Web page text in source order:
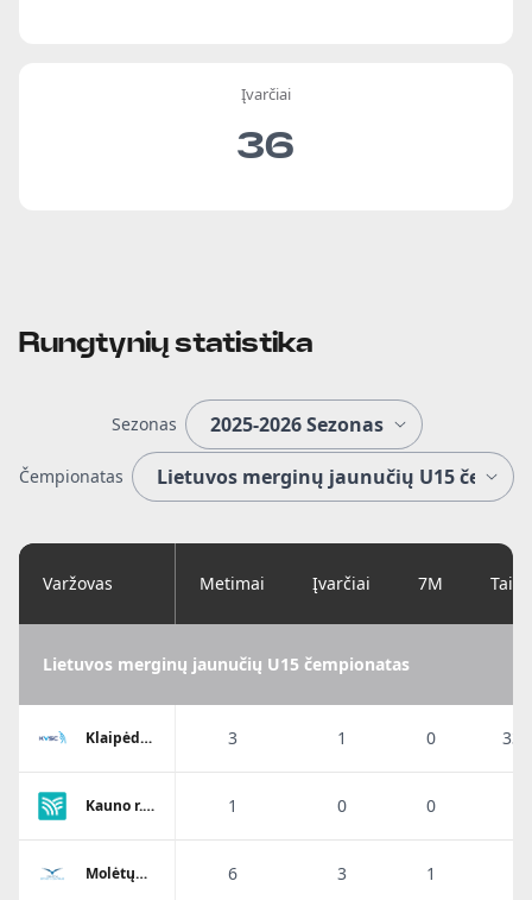
Įvarčiai
36
Rungtynių statistika
Sezonas
Čempionatas
Varžovas Metimai Įvarčiai 7M
Lietuvos merginų jaunučių U15 čempionatas
Klaipėdos
SC
3 1 0
Kauno r.
1 0 0
Molėtų
6 3 1